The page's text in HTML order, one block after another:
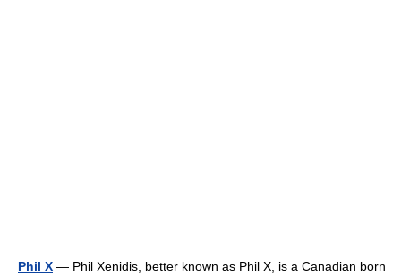
Phil X — Phil Xenidis, better known as Phil X, is a Canadian born